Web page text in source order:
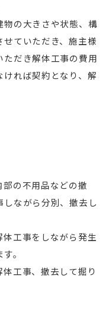
物の大きさや状態、構
ていただき、施主様
ただき解体工事の費用
れば契約となり、解
の不用品などの撤
ながら分別、撤去し
工事をしながら発生
。
工事、撤去して掘り